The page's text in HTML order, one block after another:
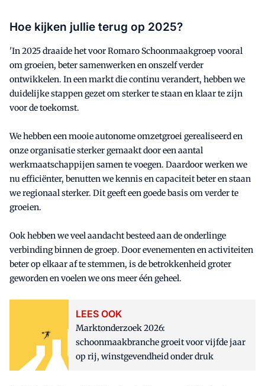
Hoe kijken jullie terug op 2025?
'In 2025 draaide het voor Romaro Schoonmaakgroep vooral
om groeien, beter samenwerken en onszelf verder
ontwikkelen. In een markt die continu verandert, hebben we
duidelijke stappen gezet om sterker te staan en klaar te zijn
voor de toekomst.
We hebben een mooie autonome omzetgroei gerealiseerd en
onze organisatie sterker gemaakt door een aantal
werkmaatschappijen samen te voegen. Daardoor werken we
nu efficiënter, benutten we kennis en capaciteit beter en staan
we regionaal sterker. Dit geeft een goede basis om verder te
groeien.
Ook hebben we veel aandacht besteed aan de onderlinge
verbinding binnen de groep. Door evenementen en activiteiten
beter op elkaar af te stemmen, is de betrokkenheid groter
geworden en voelen we ons meer één geheel.
LEES OOK
Marktonderzoek 2026:
schoonmaakbranche groeit voor vijfde jaar
op rij, winstgevendheid onder druk